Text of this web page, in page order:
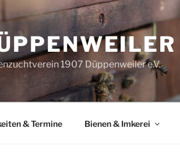
1907 Düppenweiler e.V.
& Termine Bienen & Imkerei